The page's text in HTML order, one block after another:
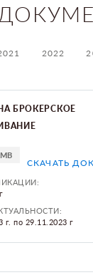
2022
БРОКЕРСКОЕ
СКАЧАТЬ
г. по 29.11.2023 г